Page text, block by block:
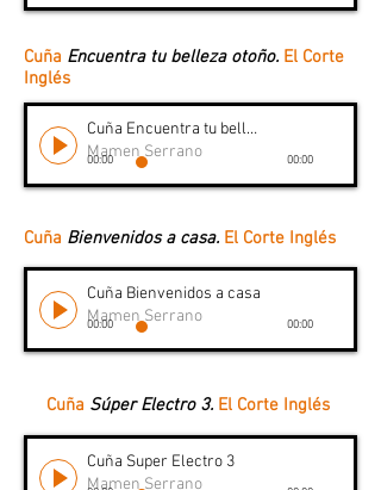
Cuña Encuentra tu belleza otoño. El Corte
Inglés
Cuña Encuentra tu belleza otoño
Mamen Serrano
00:00 00:00
Cuña Bienvenidos a casa. El Corte Inglés
Cuña Bienvenidos a casa
Mamen Serrano
00:00 00:00
Cuña Súper Electro 3. El Corte Inglés
Cuña Super Electro 3
Mamen Serrano